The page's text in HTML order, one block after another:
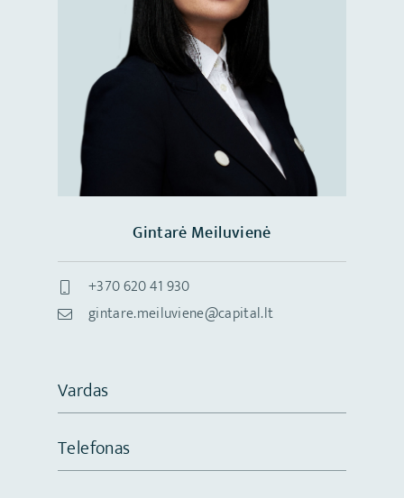
Gintarė Meiluvienė
+370 620 41 930
gintare.meiluviene@capital.lt
Vardas
Telefonas